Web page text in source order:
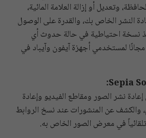
وتعديل أو إزالة العلامة المائية،
النشر الخاص بك، والقدرة على الوصول
نسخة احتياطية في حالة حدوث أي
لمستخدمي أجهزة آيفون وآيباد في
نشر الصور ومقاطع الفيديو وإعادة
والكشف عن المنشورات عند نسخ الروابط
في معرض الصور الخاص به.